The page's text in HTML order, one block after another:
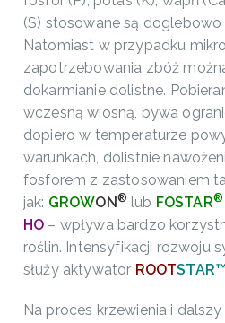
(S) stosowane są doglebowo
Natomiast w przypadku
zapotrzebowania zbóż
dokarmianie dolistne.
wczesną wiosną, bywa
dopiero w temperaturze
warunkach, dolistnie
fosforem z zastosowaniem
jak: GROWON® lub FOSTAR®
HO – wpływa bardzo
roślin. Intensyfikacji rozwoju
służy aktywator ROOTSTAR™
Na proces krzewienia i